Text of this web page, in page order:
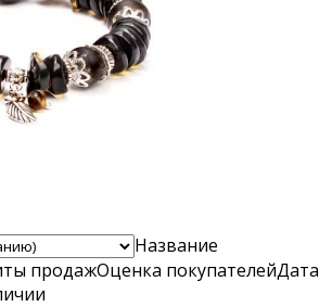
Название
продажОценка покупателейДата